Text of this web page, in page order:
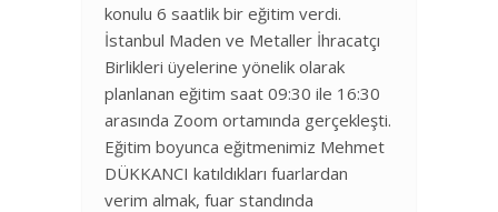
konulu 6 saatlik bir eğitim verdi.
İstanbul Maden ve Metaller İhracatçı
Birlikleri üyelerine yönelik olarak
planlanan eğitim saat 09:30 ile 16:30
arasında Zoom ortamında gerçekleşti.
Eğitim boyunca eğitmenimiz Mehmet
DÜKKANCI katıldıkları fuarlardan
verim almak, fuar standında